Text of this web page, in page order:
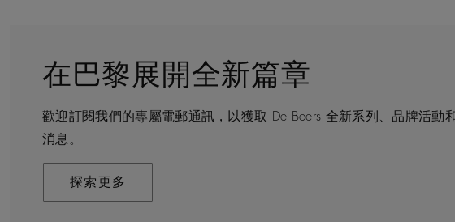
在巴黎展開全新篇章
歡迎訂閱我們的專屬電郵通訊，以獲取 De Beers 全新系列、品牌活動
消息。
探索更多
守護永恒
De Beers 在全球珠寶領域獨樹一幟，因為我們是唯一與鑽石原產地有
寶品牌。
探索更多
顧客服務
無論您是透過線上購物或造訪實體精品店，我們始終致力於為您提供
驗。預約於店內或線上進行鑑賞，透過私人諮詢獲取來自於專家的協助
瞭解更多
De Beers 的世界
De Beers 成立於倫敦，靈感來自非洲的自然，是奢華鑽石珠寶的巔峰
藝將鑽石轉化為永恆和標誌性的設計。
探索更多